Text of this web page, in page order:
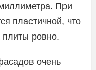
При
пластичной, что
плиты ровно.
очень